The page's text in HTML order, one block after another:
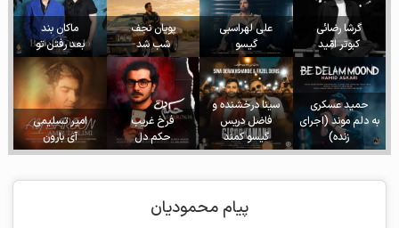
گرشا رضائی
کبوتر امّید
علی لهراسبی
گیسو
پویان نجف
شب شد
ماکان بند
بعد رفتن تو
حمید عسکری
به دلم موند (اجرای
زنده)
سینا درخشنده و
فاضل دریس
گیسو کمند
فرخ غریب
حکم دل
امیر تسلیمی
آی بارون
پیام محمودیان